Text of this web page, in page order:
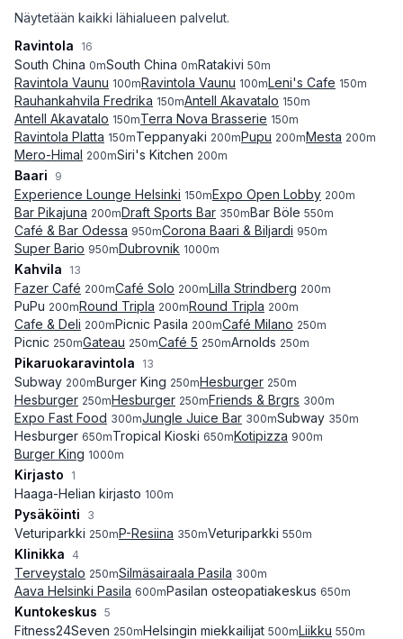
Näytetään kaikki lähialueen palvelut.
Ravintola
16
South China 0mSouth China 0mRatakivi 50m
Ravintola Vaunu 100mRavintola Vaunu 100mLeni's Cafe 150m
Rauhankahvila Fredrika 150mAntell Akavatalo 150m
Antell Akavatalo 150mTerra Nova Brasserie 150m
Ravintola Platta 150mTeppanyaki 200mPupu 200mMesta 200m
Mero-Himal 200mSiri's Kitchen 200m
Baari 9
Experience Lounge Helsinki 150mExpo Open Lobby 200m
Bar Pikajuna 200mDraft Sports Bar 350mBar Böle 550m
Café & Bar Odessa 950mCorona Baari & Biljardi 950m
Super Bario 950mDubrovnik 1000m
Kahvila 13
Fazer Café 200mCafé Solo 200mLilla Strindberg 200m
PuPu 200mRound Tripla 200mRound Tripla 200m
Cafe & Deli 200mPicnic Pasila 200mCafé Milano 250m
Picnic 250mGateau 250mCafé 5 250mArnolds 250m
Pikaruokaravintola 13
Subway 200mBurger King 250mHesburger 250m
Hesburger 250mHesburger 250mFriends & Brgrs 300m
Expo Fast Food 300mJungle Juice Bar 300mSubway 350m
Hesburger 650mTropical Kioski 650mKotipizza 900m
Burger King 1000m
Kirjasto 1
Haaga-Helian kirjasto 100m
Pysäköinti 3
Veturiparkki 250mP-Resiina 350mVeturiparkki 550m
Klinikka 4
Terveystalo 250mSilmäsairaala Pasila 300m
Aava Helsinki Pasila 600mPasilan osteopatiakeskus 650m
Kuntokeskus 5
Fitness24Seven 250mHelsingin miekkailijat 500mLiikku 550m